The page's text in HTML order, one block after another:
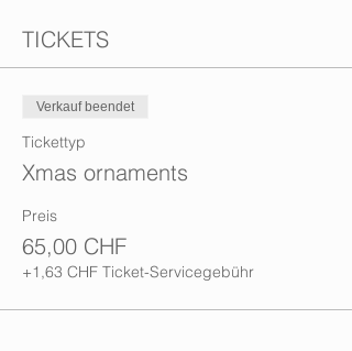
kids (minimum 10 years old).
No previous knowledge is needed.
Bring comfortable clothes you don't mind
Ticket price is : 65 CHF, includes all
materials for 10-15 ornaments, tea, coffee
Covid regulations: We have hand sanitiser
to give some air, please bring your own
mask. We have multiple rooms, which gives
us more space to keep the necessary
distance.
TICKETS
Verkauf beendet
Tickettyp
Xmas ornaments
Preis
65,00 CHF
+1,63 CHF Ticket-Servicegebühr